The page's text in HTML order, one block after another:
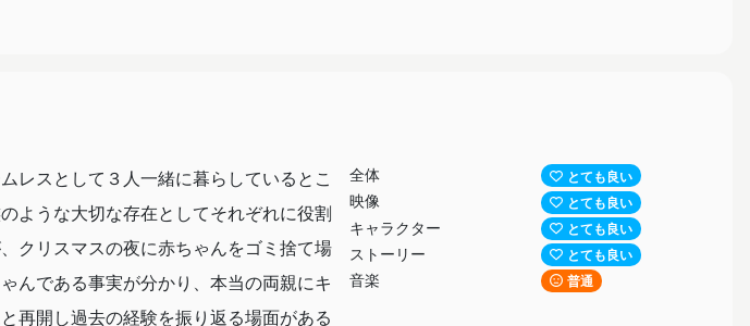
全体 とても良い
映像 とても良い
キャラクター とても良い
ストーリー とても良い
音楽 普通
レスとして３人一緒に暮らしているとこ
ような大切な存在としてそれぞれに役割
クリスマスの夜に赤ちゃんをゴミ捨て場
んである事実が分かり、本当の両親にキ
再開し過去の経験を振り返る場面がある